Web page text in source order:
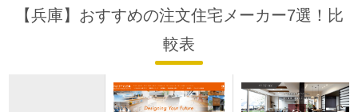
【兵庫】おすすめの注文住宅メーカー7選！比
較表